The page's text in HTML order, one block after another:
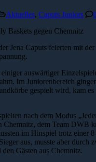
Aktuelles, Caputs Juniors
Jena Caputs feierten mit
auswärtiger
Im Juniorenbereich
gespielt wird, kam
nach dem Modus
Chemnitz, dem Team DWB
im Hinspiel trotz einer
aus, musste aber
Gästen aus Chemnitz.